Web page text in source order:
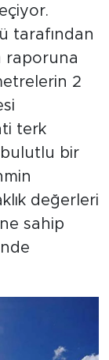
tarafından
raporuna
2
terk
bulutlu bir
değerleri
sahip